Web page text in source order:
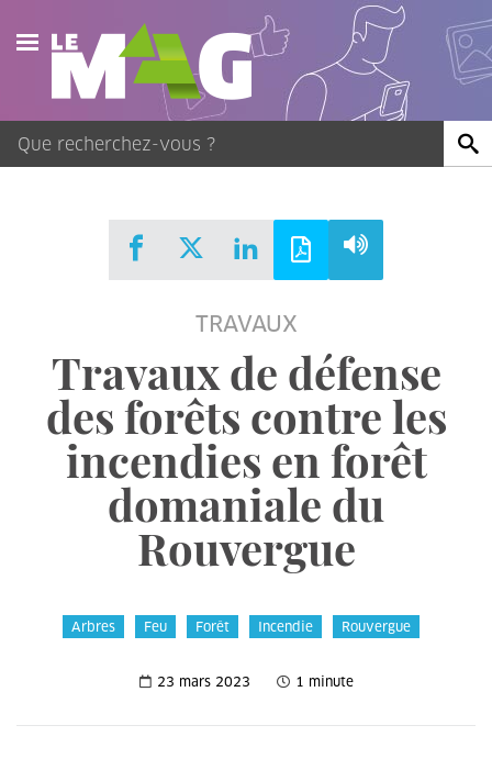
Actualités
Agenda
Publications
TRAVAUX
Travaux de défense
des forêts contre les
incendies en forêt
domaniale du
Rouvergue
Arbres Feu Forêt Incendie Rouvergue
23 mars 2023 1 minute